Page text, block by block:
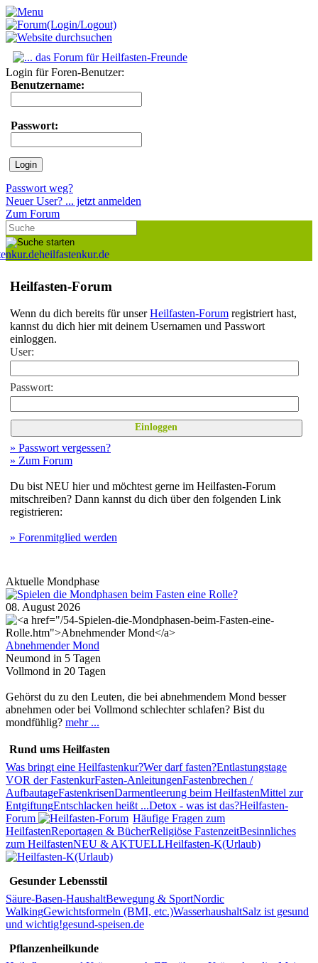
Login für Foren-Benutzer:
Benutzername:
Passwort:
Passwort weg?
Neuer User? ... jetzt anmelden
Zum Forum
heilfastenkur.de
Heilfasten-Forum
Wenn du dich bereits für unserHeilfasten-Forum registriert hast,
kannst du dich hier mit deinem Usernamen und Passwort
einloggen.
User:
Passwort:
» Passwort vergessen?
» Zum Forum
Du bist NEU hier und möchtest gerne im Heilfasten-Forum
mitschreiben? Dann kannst du dich über den folgenden Link
registrieren:
» Forenmitglied werden
Aktuelle Mondphase
08. August 2026
Abnehmender Mond
Neumond in 5 Tagen
Vollmond in 20 Tagen
Gehörst du zu den Leuten, die bei abnehmendem Mond besser
abnehmen oder bei Vollmond schlechter schlafen? Bist du
mondfühlig? mehr ...
Rund ums Heilfasten
Was bringt eine Heilfastenkur?Wer darf fasten?Entlastungstage
VOR der FastenkurFasten-AnleitungenFastenbrechen /
AufbautageFastenkrisenDarmentleerung beim HeilfastenMittel zur
EntgiftungEntschlacken heißt ...Detox - was ist das?Heilfasten-
Forum
Häufige Fragen zum
HeilfastenReportagen & BücherReligiöse FastenzeitBesinnliches
zum HeilfastenNEU & AKTUELLHeilfasten-K(Urlaub)
Gesunder Lebensstil
Säure-Basen-HaushaltBewegung & SportNordic
WalkingGewichtsformeln (BMI, etc.)WasserhaushaltSalz ist gesund
und wichtig!gesund-speisen.de
Pflanzenheilkunde